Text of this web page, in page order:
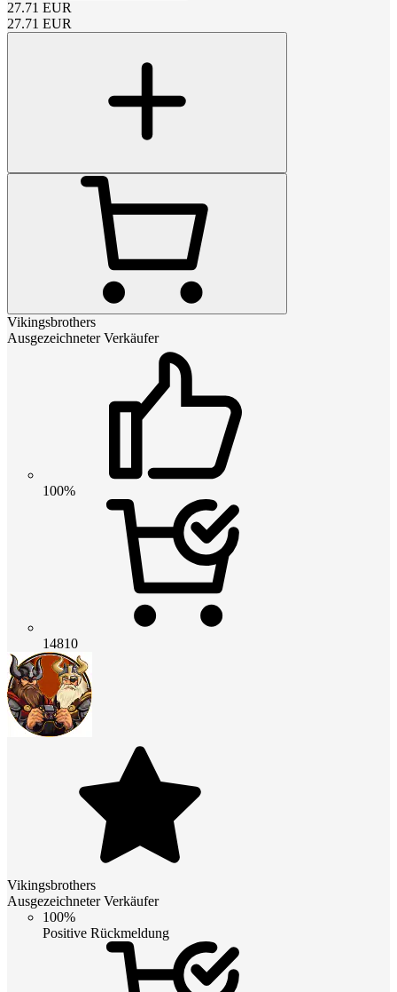
27.71 EUR
27.71 EUR
Vikingsbrothers
Ausgezeichneter Verkäufer
100%
14810
Vikingsbrothers
Ausgezeichneter Verkäufer
100%
Positive Rückmeldung